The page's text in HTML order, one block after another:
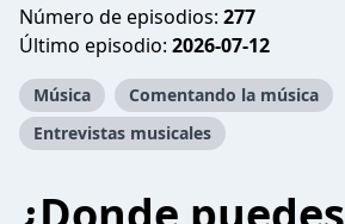
Número de episodios: 277
Último episodio: 2026-07-12
Música
Comentando la música
Entrevistas musicales